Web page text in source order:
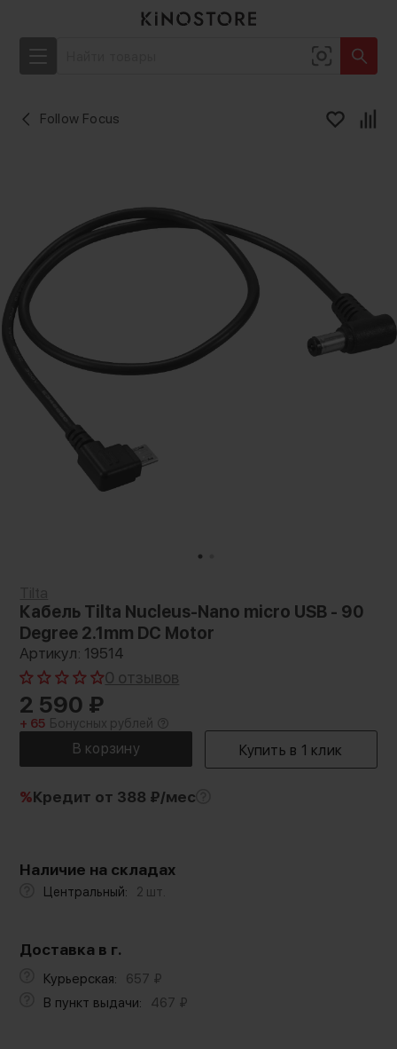
Follow Focus
Кабель Tilta Nucleus-Nano micro USB - 90
Degree 2.1mm DC Motor
Артикул: 19514
0 отзывов
2 590 ₽
+ 65 Бонусных рублей
%Кредит от 388 ₽/мес
Наличие на складах
Центральный: 2 шт.
Доставка в г.
Курьерская: 657 ₽
В пункт выдачи:
467 ₽